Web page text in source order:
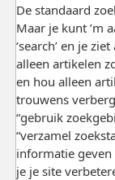
De standaard
Maar je kunt ’m
‘search’ en je
alleen artikelen
en hou alleen
trouwens
“gebruik
“verzamel
informatie
je je site